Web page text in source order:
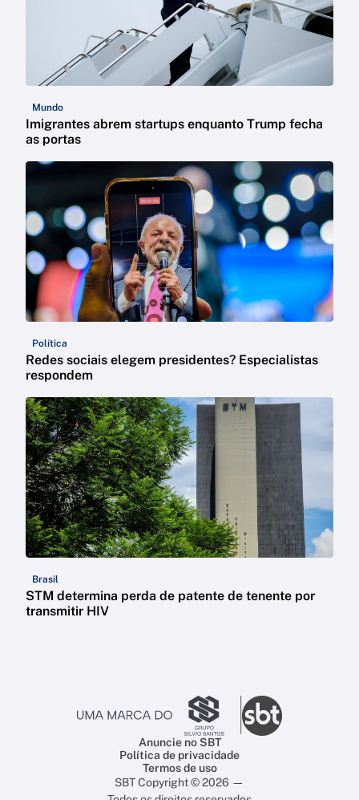
Mundo
Imigrantes abrem startups enquanto Trump fecha
as portas
Política
Redes sociais elegem presidentes? Especialistas
respondem
Brasil
STM determina perda de patente de tenente por
transmitir HIV
Anuncie no SBT
Política de privacidade
Termos de uso
SBT Copyright © 2026 —